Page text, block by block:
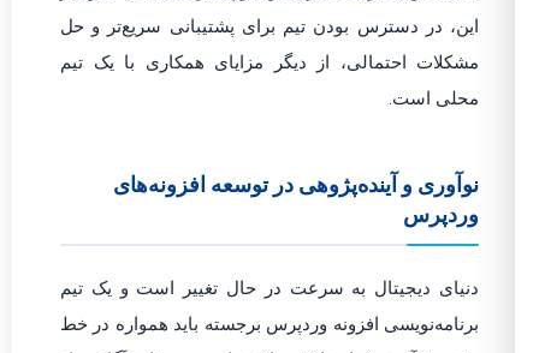
این، در دسترس بودن تیم برای پشتیبانی سریع‌تر و حل
مشکلات احتمالی، از دیگر مزایای همکاری با یک تیم
محلی است.
نوآوری و آینده‌پژوهی در توسعه افزونه‌های
وردپرس
دنیای دیجیتال به سرعت در حال تغییر است و یک تیم
برنامه‌نویسی افزونه وردپرس برجسته باید همواره در خط